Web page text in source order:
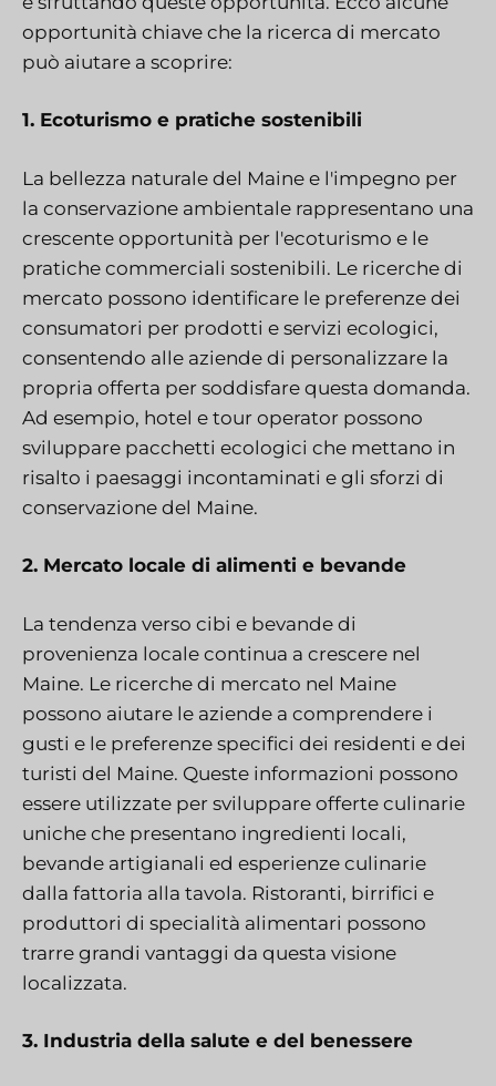
opportunità chiave che la ricerca di mercato
può aiutare a scoprire:
1. Ecoturismo e pratiche sostenibili
La bellezza naturale del Maine e l'impegno per
la conservazione ambientale rappresentano una
crescente opportunità per l'ecoturismo e le
pratiche commerciali sostenibili. Le ricerche di
mercato possono identificare le preferenze dei
consumatori per prodotti e servizi ecologici,
consentendo alle aziende di personalizzare la
propria offerta per soddisfare questa domanda.
Ad esempio, hotel e tour operator possono
sviluppare pacchetti ecologici che mettano in
risalto i paesaggi incontaminati e gli sforzi di
conservazione del Maine.
2. Mercato locale di alimenti e bevande
La tendenza verso cibi e bevande di
provenienza locale continua a crescere nel
Maine. Le ricerche di mercato nel Maine
possono aiutare le aziende a comprendere i
gusti e le preferenze specifici dei residenti e dei
turisti del Maine. Queste informazioni possono
essere utilizzate per sviluppare offerte culinarie
uniche che presentano ingredienti locali,
bevande artigianali ed esperienze culinarie
dalla fattoria alla tavola. Ristoranti, birrifici e
produttori di specialità alimentari possono
trarre grandi vantaggi da questa visione
localizzata.
3. Industria della salute e del benessere